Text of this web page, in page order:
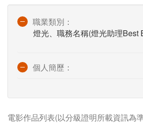
職業類別：
燈光、職務名稱(燈光助理Best
個人簡歷：
電影作品列表(以分級證明所載資訊為